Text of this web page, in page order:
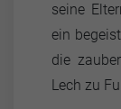
seine
ein
die
Lech zu